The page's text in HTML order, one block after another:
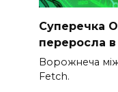
Суперечка
переросла
Ворожнеча
Fetch.